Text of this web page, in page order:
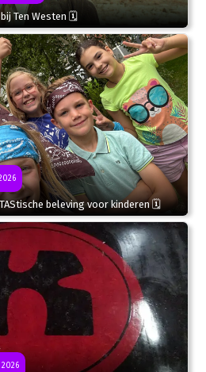
Ten Westen 🗓
beleving voor kinderen 🗓